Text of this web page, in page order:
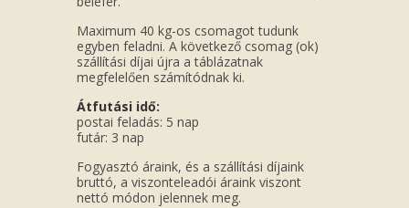
Maximum 40 kg-os csomagot tudunk
egyben feladni. A következő csomag (ok)
szállítási díjai újra a táblázatnak
megfelelően számítódnak ki.
Átfutási idő:
postai feladás: 5 nap
futár: 3 nap
Fogyasztó áraink, és a szállítási díjaink
bruttó, a viszonteleadói áraink viszont
nettó módon jelennek meg.